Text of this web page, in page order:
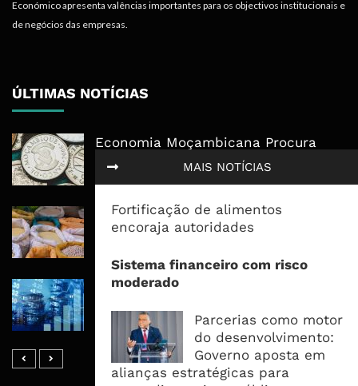
MAIS NOTÍCIAS
Fortificação de alimentos
encoraja autoridades
Sistema financeiro com risco
moderado
Parcerias como motor
do desenvolvimento:
Governo aposta em
alianças estratégicas para
Económico apresenta valências importantes para os objectivos institucionais e
de negócios das empresas.
ÚLTIMAS NOTÍCIAS
Economia Moçambicana Procura
Recuperar em 2026, Mas Crédito,
Commodities Agrícolas Entram Numa
Nova Fase de Risco Após Meses de
Dívida Pública Sobe Para 75,2% do
Endividamento Interno